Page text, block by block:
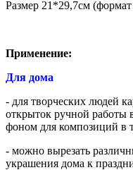
Размер 21*29,7см
Применение:
Для дома
- для творческих людей
открыток ручной работы
фоном для композиций в
- можно вырезать
украшения дома к